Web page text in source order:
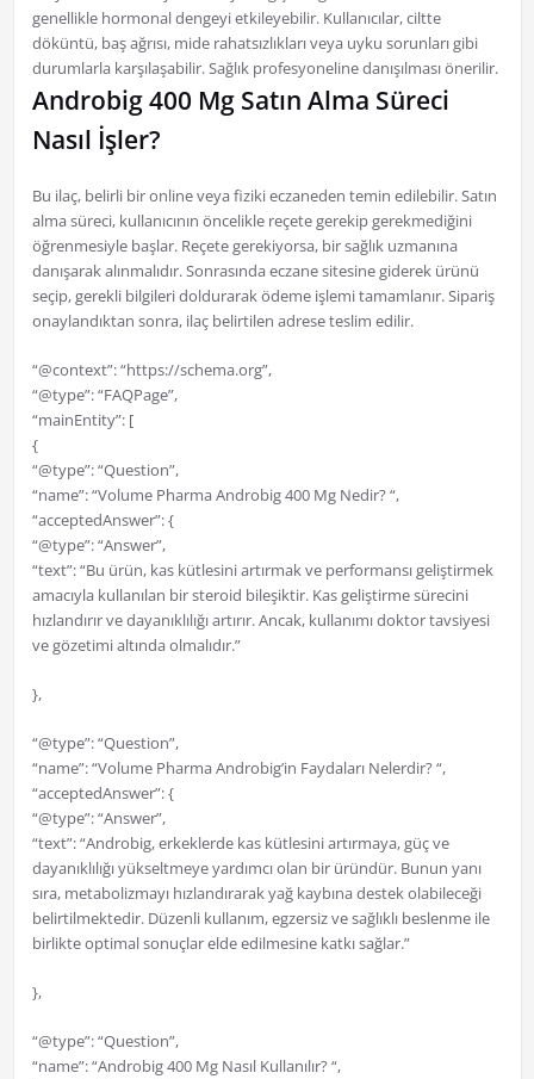
genellikle hormonal dengeyi etkileyebilir. Kullanıcılar, ciltte
döküntü, baş ağrısı, mide rahatsızlıkları veya uyku sorunları gibi
durumlarla karşılaşabilir. Sağlık profesyoneline danışılması önerilir.
Androbig 400 Mg Satın Alma Süreci
Nasıl İşler?
Bu ilaç, belirli bir online veya fiziki eczaneden temin edilebilir. Satın
alma süreci, kullanıcının öncelikle reçete gerekip gerekmediğini
öğrenmesiyle başlar. Reçete gerekiyorsa, bir sağlık uzmanına
danışarak alınmalıdır. Sonrasında eczane sitesine giderek ürünü
seçip, gerekli bilgileri doldurarak ödeme işlemi tamamlanır. Sipariş
onaylandıktan sonra, ilaç belirtilen adrese teslim edilir.
“@context”: “https://schema.org”,
“@type”: “FAQPage”,
“mainEntity”: [
{
“@type”: “Question”,
“name”: “Volume Pharma Androbig 400 Mg Nedir? “,
“acceptedAnswer”: {
“@type”: “Answer”,
“text”: “Bu ürün, kas kütlesini artırmak ve performansı geliştirmek
amacıyla kullanılan bir steroid bileşiktir. Kas geliştirme sürecini
hızlandırır ve dayanıklılığı artırır. Ancak, kullanımı doktor tavsiyesi
ve gözetimi altında olmalıdır.”
},
“@type”: “Question”,
“name”: “Volume Pharma Androbig’in Faydaları Nelerdir? “,
“acceptedAnswer”: {
“@type”: “Answer”,
“text”: “Androbig, erkeklerde kas kütlesini artırmaya, güç ve
dayanıklılığı yükseltmeye yardımcı olan bir üründür. Bunun yanı
sıra, metabolizmayı hızlandırarak yağ kaybına destek olabileceği
belirtilmektedir. Düzenli kullanım, egzersiz ve sağlıklı beslenme ile
birlikte optimal sonuçlar elde edilmesine katkı sağlar.”
},
“@type”: “Question”,
“name”: “Androbig 400 Mg Nasıl Kullanılır? “,